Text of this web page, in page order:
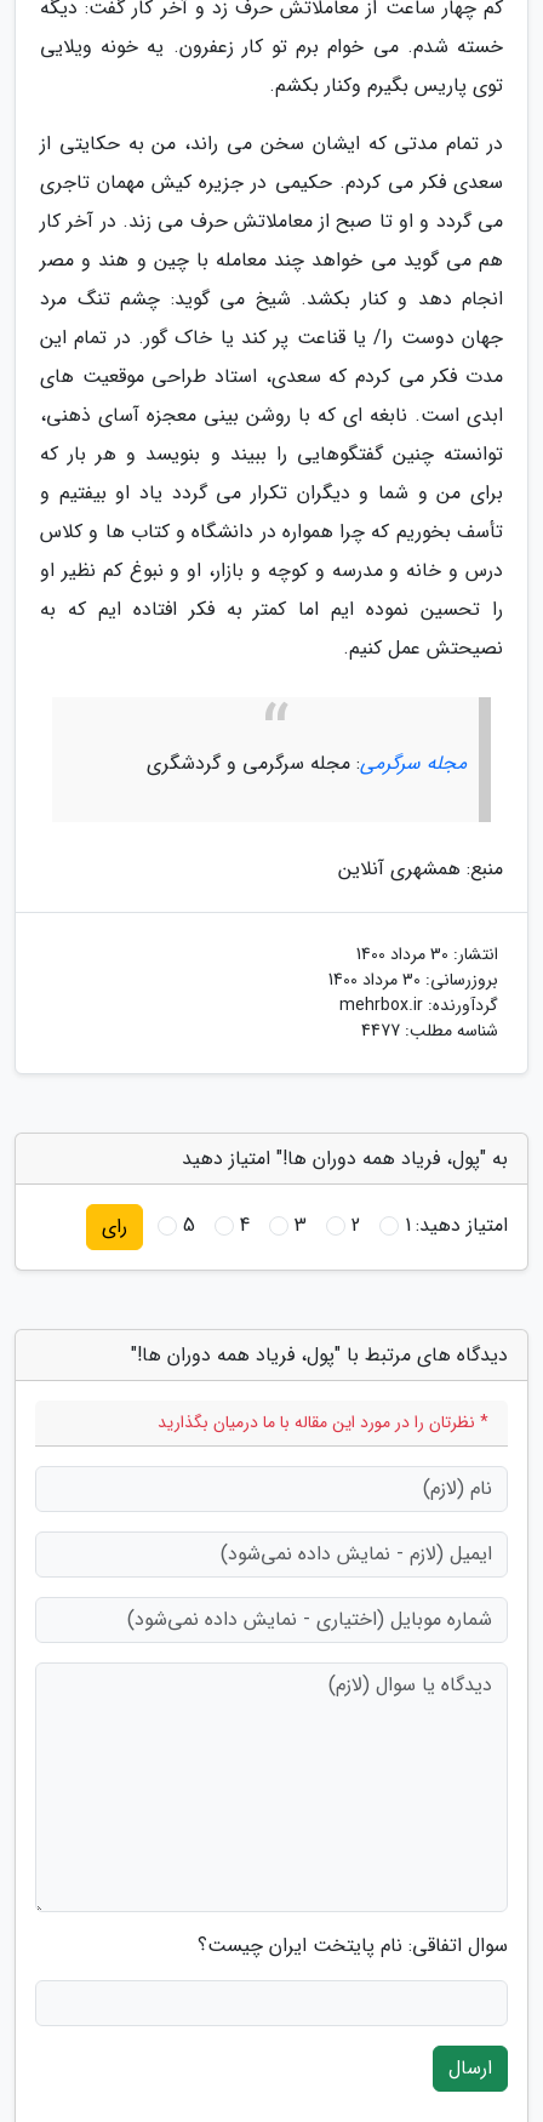
کم چهار ساعت از معاملاتش حرف زد و آخر کار گفت: دیگه
خسته شدم. می خوام برم تو کار زعفرون. یه خونه ویلایی
توی پاریس بگیرم وکنار بکشم.
در تمام مدتی که ایشان سخن می راند، من به حکایتی از
سعدی فکر می کردم. حکیمی در جزیره کیش مهمان تاجری
می گردد و او تا صبح از معاملاتش حرف می زند. در آخر کار
هم می گوید می خواهد چند معامله با چین و هند و مصر
انجام دهد و کنار بکشد. شیخ می گوید: چشم تنگ مرد
جهان دوست را/ یا قناعت پر کند یا خاک گور. در تمام این
مدت فکر می کردم که سعدی، استاد طراحی موقعیت های
ابدی است. نابغه ای که با روشن بینی معجزه آسای ذهنی،
توانسته چنین گفتگوهایی را ببیند و بنویسد و هر بار که
برای من و شما و دیگران تکرار می گردد یاد او بیفتیم و
تأسف بخوریم که چرا همواره در دانشگاه و کتاب ها و کلاس
درس و خانه و مدرسه و کوچه و بازار، او و نبوغ کم نظیر او
را تحسین نموده ایم اما کمتر به فکر افتاده ایم که به
نصیحتش عمل کنیم.
مجله سرگرمی: مجله سرگرمی و گردشگری
منبع: همشهری آنلاین
انتشار: 30 مرداد 1400
بروزرسانی: 30 مرداد 1400
گردآورنده: mehrbox.ir
شناسه مطلب: 4477
به "پول، فریاد همه دوران ها!" امتیاز دهید
امتیاز دهید:1
2
3
4
5 رای
دیدگاه های مرتبط با "پول، فریاد همه دوران ها!"
* نظرتان را در مورد این مقاله با ما درمیان بگذارید
سوال اتفاقی: نام پایتخت ایران چیست؟
ارسال